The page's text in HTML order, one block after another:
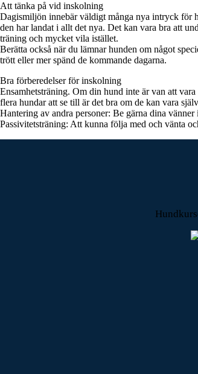
Att tänka på vid inskolning
Dagismiljön innebär väldigt många nya intryck för
den har landat i allt det nya. Det kan vara bra att
träning och mycket vila istället.
Berätta också när du lämnar hunden om något
trött eller mer spänd de kommande dagarna.
Bra förberedelser för inskolning
Ensamhetsträning. Om din hund inte är van att
flera hundar att se till är det bra om de kan vara
Hantering av andra personer: Be gärna dina
Passivitetsträning: Att kunna följa med och vänta